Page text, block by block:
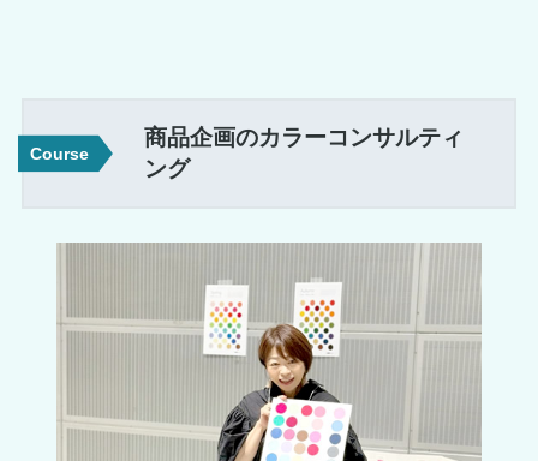
Course
商品企画のカラーコンサルティ
ング